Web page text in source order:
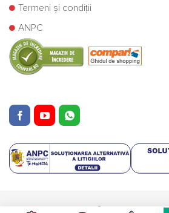
Termeni și condiții
ANPC
Copyright © Cazane